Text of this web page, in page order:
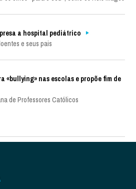
a hospital pediátrico
e seus pais
«bullying» nas escolas e propõe fim de
de Professores Católicos